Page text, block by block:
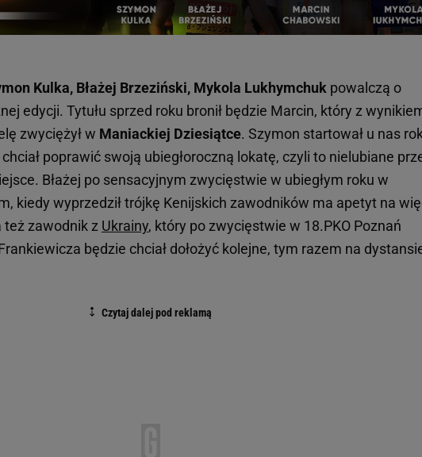
Kulka, Błażej Brzeziński, Mykola Lukhymchuk powalczą o
edycji. Tytułu sprzed roku bronił będzie Marcin, który z
zwyciężył w Maniackiej Dziesiątce. Szymon startował u nas
poprawić swoją ubiegłoroczną lokatę, czyli to nielubiane
Błażej po sensacyjnym zwycięstwie w ubiegłym roku w
kiedy wyprzedził trójkę Kenijskich zawodników ma apetyt na
też zawodnik z Ukrainy, który po zwycięstwie w 18.PKO Poznań
będzie chciał dołożyć kolejne, tym razem na